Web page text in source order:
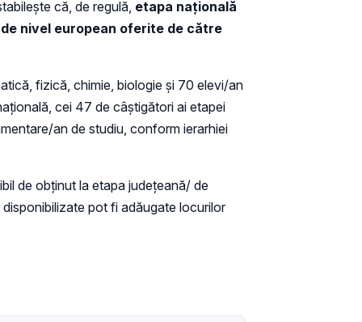
că, de regulă, etapa națională
nivel european oferite de către
fizică, chimie, biologie și 70 elevi/an
cei 47 de câștigători ai etapei
an de studiu, conform ierarhiei
de obţinut la etapa judeţeană/ de
pot fi adăugate locurilor